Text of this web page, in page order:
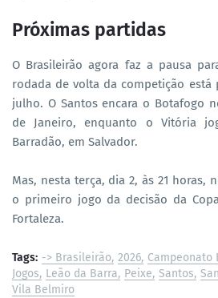
Próximas partidas
O Brasileirão agora faz a pausa
rodada de volta da competição está
julho. O Santos encara o Botafogo
de Janeiro, enquanto o Vitória
Barradão, em Salvador.
Mas, nesta terça, dia 2, às 21 horas,
o primeiro jogo da decisão da
Fortaleza.
Tags: -> Brasileirão 2026 Campeonato
Jogos Leão da Barra Peixe Santos
Vila Belmiro